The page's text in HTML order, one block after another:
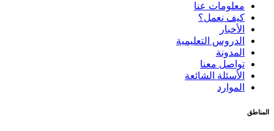
معلومات عنا
كيف نعمل؟
الأخبار
الدروس التعليمية
المدونة
تواصل معنا
الأسئلة الشائعة
الموارد
المناطق